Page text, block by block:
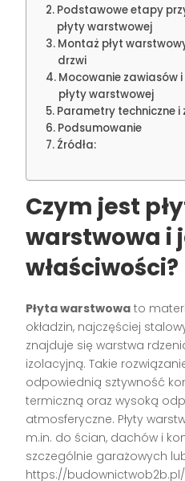
Podstawowe etapy
płyty warstwowej
Montaż płyt
drzwi
Mocowanie zawiasów
płyty warstwowej
Parametry techniczne
Podsumowanie
Źródła:
Czym jest
warstwowa i
właściwości?
Płyta warstwowa to
okładzin, najczęściej
znajduje się warstwa
izolacyjną. Takie
odpowiednią sztywność
termiczną oraz wysoką
atmosferyczne. Płyty
m.in. do ścian, dachów i
szczególnie garażowych
https://